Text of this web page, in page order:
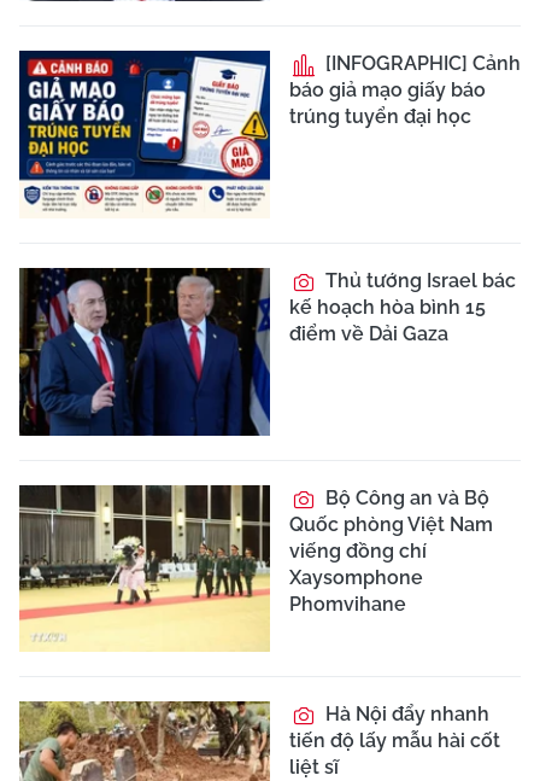
[INFOGRAPHIC] Cảnh
báo giả mạo giấy báo
trúng tuyển đại học
Thủ tướng Israel bác
kế hoạch hòa bình 15
điểm về Dải Gaza
Bộ Công an và Bộ
Quốc phòng Việt Nam
viếng đồng chí
Xaysomphone
Phomvihane
Hà Nội đẩy nhanh
tiến độ lấy mẫu hài cốt
liệt sĩ